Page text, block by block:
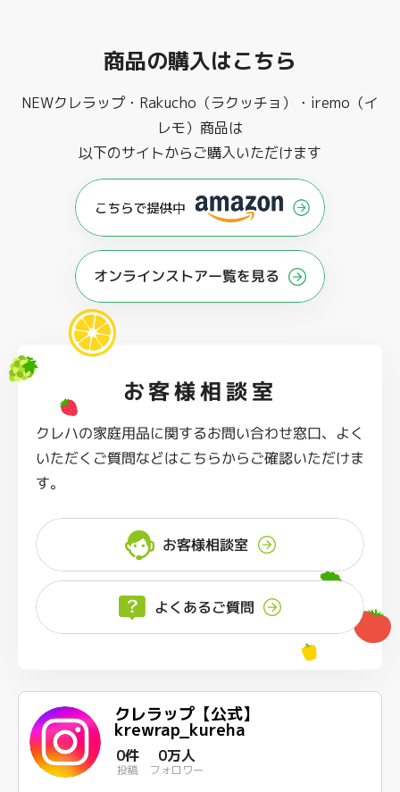
商品の購入はこちら
NEWクレラップ・Rakucho（ラクッチョ）・iremo（イ
レモ）商品は
以下のサイトからご購入いただけます
オンラインストアー覧を見る
お客様相談室
クレハの家庭用品に関するお問い合わせ窓口、よく
いただくご質問などはこちらからご確認いただけま
す。
お客様相談室
よくあるご質問
クレラップ【公式】
krewrap_kureha
0件
投稿
0万人
フォロワー